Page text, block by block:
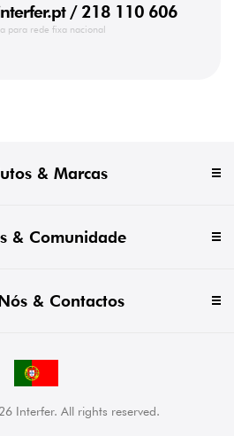
/ 218 110 606
para rede fixa nacional
& Marcas
& Comunidade
& Contactos
Interfer. All rights reserved.